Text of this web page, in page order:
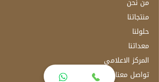
من نحن
منتجاتنا
حلولنا
معداتنا
المركز الاعلامي
تواصل معنا